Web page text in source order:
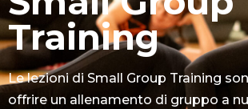
Training
Le lezioni di Small Group Training
offrire un allenamento di gruppo a